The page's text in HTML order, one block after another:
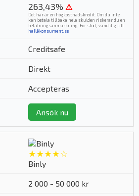
263,43% ⚠
Det här är en högkostnadskredit. Om du inte
kan betala tillbaka hela skulden riskerar du en
betalningsanmärkning. För stöd, vänd dig till
hallåkonsument.se
Creditsafe
Direkt
Accepteras
Ansök nu
★★★★☆
Binly
2 000 - 50 000 kr